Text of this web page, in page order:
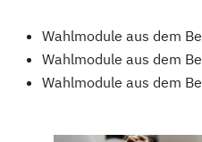
Wahlmodule aus dem
Wahlmodule aus dem
Wahlmodule aus dem